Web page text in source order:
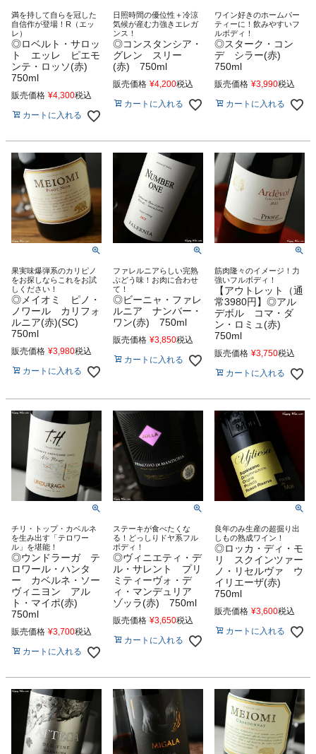
満を持して自らを冠した
自信作が登場！R（エッ
レ）
◎ロベルト・サロッ
ト エッレ ピエモ
ンテ・ロッソ(赤)
750ml
販売価格 ¥4,300税込
カートに入れる
日照時間の優位性＋冷涼
気候が産む力強きエレガ
ンス！
◎コンスタンシア・
グレン スリー
(赤) 750ml
販売価格 ¥4,200税込
カートに入れる
ワイン好きのホームパー
ティーに！飲みやすいフ
ルボディ！
◎スターク・コン
デ シラー(赤)
750ml
販売価格 ¥3,990税込
カートに入れる
果実味爆弾系のカリピノ
をお探しならこれをお試
しください！
◎メイオミ ピノ・
ノワール カリフォ
ルニア(赤)(SC)
750ml
販売価格 ¥3,980税込
カートに入れる
ファレルニアらしい完熟
ぶどう味！お肉に合わせ
て！
◎ビーニャ・ファレ
ルニア ナンバー・
ワン(赤) 750ml
販売価格 ¥3,850税込
カートに入れる
筋肉隆々のイメージ！力
強いフルボディ！
【アウトレット（通
常3980円】◎アル
デボル コマ・ダ
ン・ロミュ(赤)
750ml
販売価格 ¥3,750税込
カートに入れる
チリ・トップ・カベルネ
を生み出す「テロワー
ル」を堪能！
◎ウンドラーガ テ
ロワール・ハンタ
ー カベルネ・ソー
ヴィニヨン アル
ト・マイポ(赤)
750ml
販売価格 ¥3,700税込
カートに入れる
ステーキが食べたくな
る！どっしりドヤ系フル
ボディ！
◎ヴィニエティ・デ
ル・サレント プリ
ミティーヴォ・デ
ィ・マンデュリア
ゾッラ(赤) 750ml
販売価格 ¥3,650税込
カートに入れる
良年のみ生産の超掘り出
しもの熟成ワイン！
◎ロッカ・ディ・モ
リ スクインツァー
ノ・リセルヴァ ウ
イリエーザ(赤)
750ml
販売価格 ¥3,600税込
カートに入れる